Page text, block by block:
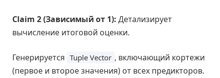
Claim 2 (Зависимый от 1): Детализирует
вычисление итоговой оценки.
Генерируется Tuple Vector , включающий кортежи
(первое и второе значения) от всех предикторов.